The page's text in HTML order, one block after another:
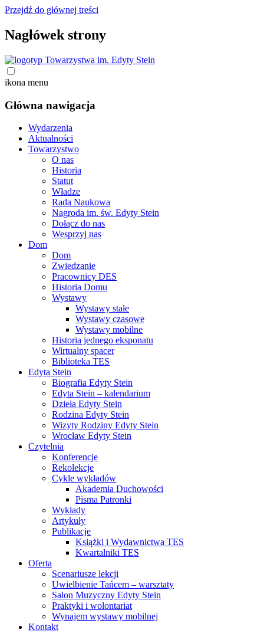
Przejdź do głównej treści
Nagłówek strony
ikona menu
Główna nawigacja
Wydarzenia
Aktualności
Towarzystwo
O nas
Historia
Statut
Władze
Rada Naukowa
Nagroda im. św. Edyty Stein
Dołącz do nas
Wesprzyj nas
Dom
Dom
Zwiedzanie
Pracownicy DES
Historia Domu
Wystawy
Wystawy stałe
Wystawy czasowe
Wystawy mobilne
Historia jednego eksponatu
Wirtualny spacer
Biblioteka TES
Edyta Stein
Biografia Edyty Stein
Edyta Stein – kalendarium
Dzieła Edyty Stein
Rodzina Edyty Stein
Wizyty Rodziny Edyty Stein
Wrocław Edyty Stein
Czytelnia
Konferencje
Rekolekcje
Cykle wykładów
Akademia Duchowości
Pisma Patronki
Wykłady
Artykuły
Publikacje
Książki i Wydawnictwa TES
Kwartalniki TES
Oferta
Scenariusze lekcji
Uwielbienie Tańcem – warsztaty
Salon Muzyczny Edyty Stein
Praktyki i wolontariat
Wynajem wystawy mobilnej
Kontakt